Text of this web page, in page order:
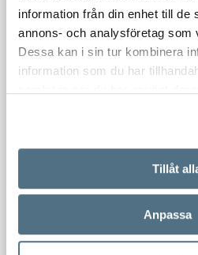
information från din enhet till de
annons- och analysföretag som
Dessa kan i sin tur kombinera
information som du har
Tillåt
Anpassa